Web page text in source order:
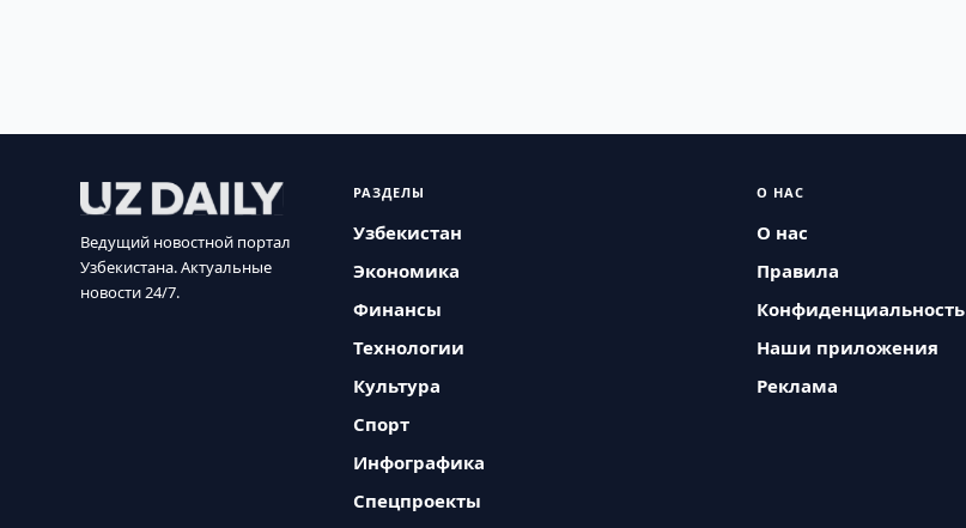
Ведущий новостной портал
Узбекистана. Актуальные
новости 24/7.
РАЗДЕЛЫ
Узбекистан
Экономика
Финансы
Технологии
Культура
Спорт
Инфографика
Спецпроекты
О НАС
О нас
Правила
Конфиденциальность
Наши приложения
Реклама